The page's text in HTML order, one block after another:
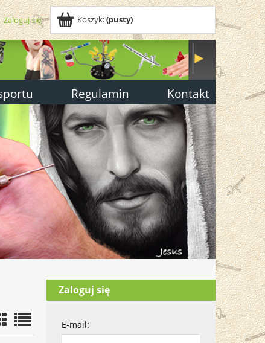
Koszyk:(pusty)
Zaloguj się
Regulamin Kontakt
Zaloguj się
E-mail: